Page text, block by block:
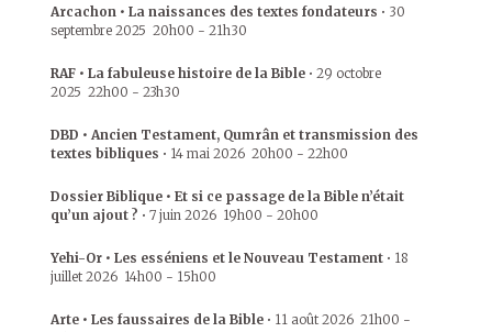
Arcachon • La naissances des textes fondateurs • 30
septembre 2025 20h00 - 21h30
RAF • La fabuleuse histoire de la Bible • 29 octobre
2025 22h00 - 23h30
DBD • Ancien Testament, Qumrân et transmission des
textes bibliques • 14 mai 2026 20h00 - 22h00
Dossier Biblique • Et si ce passage de la Bible n’était
qu’un ajout ? • 7 juin 2026 19h00 - 20h00
Yehi-Or • Les esséniens et le Nouveau Testament • 18
juillet 2026 14h00 - 15h00
Arte • Les faussaires de la Bible • 11 août 2026 21h00 -